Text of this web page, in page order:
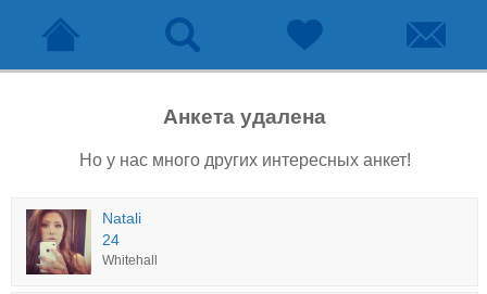
Анкета удалена
Но у нас много других интересных анкет!
Natali
24
Whitehall